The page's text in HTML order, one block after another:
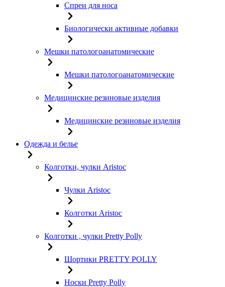
Спреи для носа
Биологически активные добавки
Мешки патологоанатомические
Мешки патологоанатомические
Медицинские резиновые изделия
Медицинские резиновые изделия
Одежда и белье
Колготки, чулки Aristoc
Чулки Aristoc
Колготки Aristoc
Колготки , чулки Pretty Polly
Шортики PRETTY POLLY
Носки Pretty Polly